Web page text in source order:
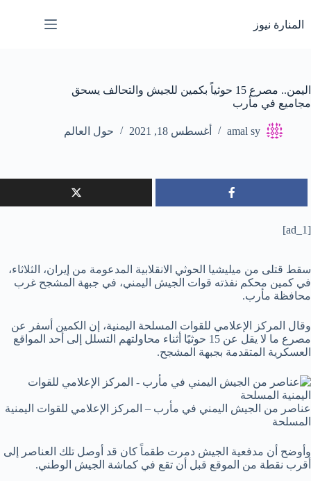
إلى
المحتوى
المنارة نيوز
اليمن.. مصرع 15 حوثياً بكمين للجيش والتحالف يسحق
مجاميع في مأرب
amal sy أغسطس 18, 2021 حول العالم
[ad_1]
سقط قتلى من ميليشيا الحوثي الانقلابية المدعومة من إيران، الثلاثاء،
في كمين محكم نفذته قوات الجيش اليمني، في جبهة المشجح غرب
محافظة مأرب.
وقال المركز الإعلامي للقوات المسلحة اليمنية، إن الكمين أسفر عن
مصرع ما لا يقل عن 15 حوثيًا أثناء محاولتهم التسلل إلى أحد المواقع
العسكرية المتقدمة بجبهة المشجح.
عناصر من الجيش اليمني في مأرب – المركز الإعلامي للقوات اليمنية
المسلحة
وأوضح أن مدفعية الجيش دمرت طقماً كان قد أوصل تلك العناصر إلى
أقرب نقطة من الموقع قبل أن تقع في كماشة الجيش الوطني.